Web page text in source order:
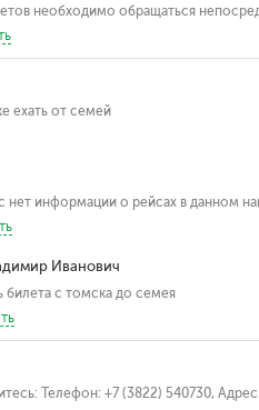
необходимо обращаться
ехать от семей
нет информации о рейсах в данном
Иванович
билета с томска до семея
Телефон: +7 (3822) 540730,